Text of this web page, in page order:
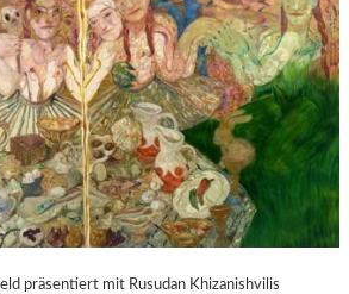
präsentiert mit Rusudan Khizanishvilis